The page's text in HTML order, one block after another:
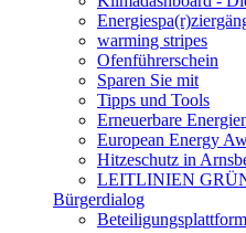
warming stripes
Ofenführerschein
Sparen Sie mit
Tipps und Tools
Erneuerbare
European Energy
Hitzeschutz in
LEITLINIEN
Bürgerdialog
Beteiligungsplattform